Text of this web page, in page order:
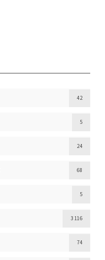
42
5
24
68
5
3 116
74